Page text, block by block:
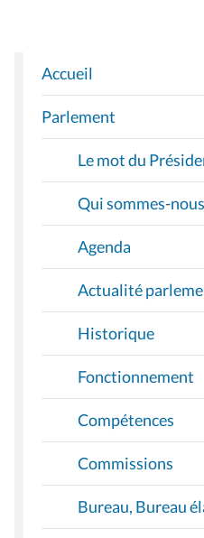
N
A
V
G
T
O
Accueil
Parlement
Le mot du
Qui sommes-
Agenda
Actualité
Historique
Fonctionnement
Compétences
Commissions
Bureau, Bureau